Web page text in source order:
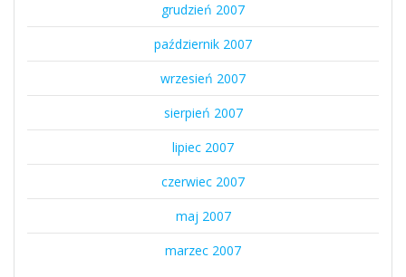
grudzień 2007
październik 2007
wrzesień 2007
sierpień 2007
lipiec 2007
czerwiec 2007
maj 2007
marzec 2007